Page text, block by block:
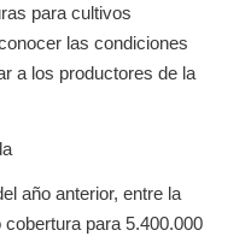
para cultivos
las condiciones
a los productores de la
año anterior, entre la
para 5.400.000